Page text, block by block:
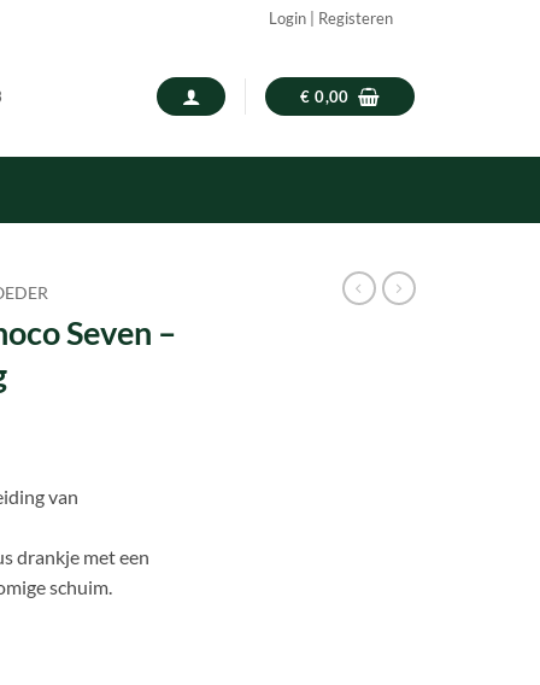
Login | Registeren
€ 0,00
Seven –
van
drankje met een
schuim.